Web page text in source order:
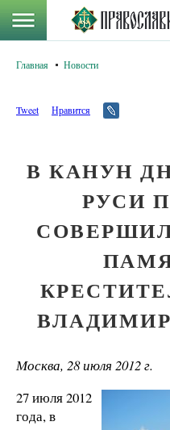
Главная Новости
Tweet Нравится
В КАНУН
РУСИ
Москва, 28 июля 2012 г.
27 июля 2012
года, в